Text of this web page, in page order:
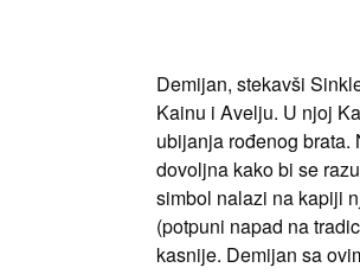
Demijan, stekavši
Kainu i Avelju. U njoj
ubijanja rođenog
dovoljna kako bi se
simbol nalazi na kapiji
(potpuni napad na
kasnije. Demijan sa